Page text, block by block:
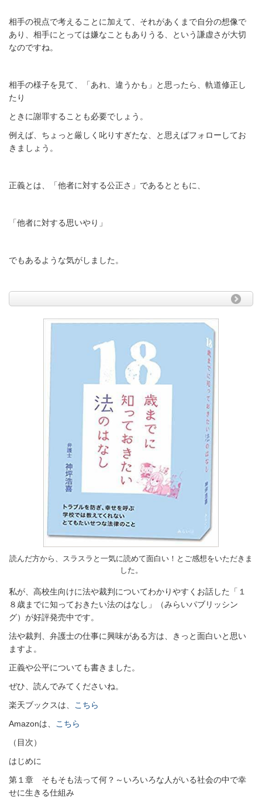
相手の視点で考えることに加えて、それがあくまで自分の想像で
あり、相手にとっては嫌なこともありうる、という謙虚さが大切
なのですね。
相手の様子を見て、「あれ、違うかも」と思ったら、軌道修正し
たり
ときに謝罪することも必要でしょう。
例えば、ちょっと厳しく叱りすぎたな、と思えばフォローしてお
きましょう。
正義とは、「他者に対する公正さ」であるとともに、
「他者に対する思いやり」
でもあるような気がしました。
読んだ方から、スラスラと一気に読めて面白い！とご感想をいただきま
した。
私が、高校生向けに法や裁判についてわかりやすくお話した「１
８歳までに知っておきたい法のはなし」（みらいパブリッシン
グ）が好評発売中です。
法や裁判、弁護士の仕事に興味がある方は、きっと面白いと思い
ますよ。
正義や公平についても書きました。
ぜひ、読んでみてくださいね。
楽天ブックスは、
こちら
Amazonは、
こちら
（目次）
はじめに
第１章 そもそも法って何？～いろいろな人がいる社会の中で幸
せに生きる仕組み